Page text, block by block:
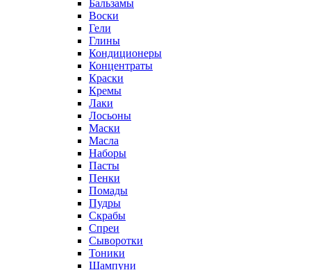
Бальзамы
Воски
Гели
Глины
Кондиционеры
Концентраты
Краски
Кремы
Лаки
Лосьоны
Маски
Масла
Наборы
Пасты
Пенки
Помады
Пудры
Скрабы
Спреи
Сыворотки
Тоники
Шампуни